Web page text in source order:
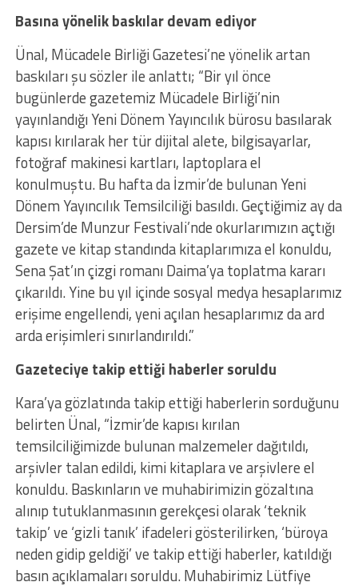
Basına yönelik baskılar devam ediyor
Ünal, Mücadele Birliği Gazetesi’ne yönelik artan
baskıları şu sözler ile anlattı; “Bir yıl önce
bugünlerde gazetemiz Mücadele Birliği’nin
yayınlandığı Yeni Dönem Yayıncılık bürosu basılarak
kapısı kırılarak her tür dijital alete, bilgisayarlar,
fotoğraf makinesi kartları, laptoplara el
konulmuştu. Bu hafta da İzmir’de bulunan Yeni
Dönem Yayıncılık Temsilciliği basıldı. Geçtiğimiz ay da
Dersim’de Munzur Festivali’nde okurlarımızın açtığı
gazete ve kitap standında kitaplarımıza el konuldu,
Sena Şat’ın çizgi romanı Daima’ya toplatma kararı
çıkarıldı. Yine bu yıl içinde sosyal medya hesaplarımız
erişime engellendi, yeni açılan hesaplarımız da ard
arda erişimleri sınırlandırıldı.”
Gazeteciye takip ettiği haberler soruldu
Kara’ya gözlatında takip ettiği haberlerin sorduğunu
belirten Ünal, “İzmir’de kapısı kırılan
temsilciliğimizde bulunan malzemeler dağıtıldı,
arşivler talan edildi, kimi kitaplara ve arşivlere el
konuldu. Baskınların ve muhabirimizin gözaltına
alınıp tutuklanmasının gerekçesi olarak ‘teknik
takip’ ve ‘gizli tanık’ ifadeleri gösterilirken, ‘büroya
neden gidip geldiği’ ve takip ettiği haberler, katıldığı
basın açıklamaları soruldu. Muhabirimiz Lütfiye